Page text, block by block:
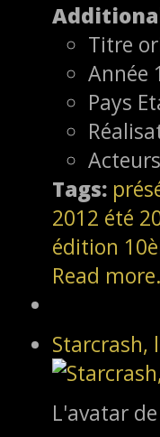
Titre
Année
Pays
Acteurs
Tags:
2012 été
édition
Read
Starcrash,
L'avatar